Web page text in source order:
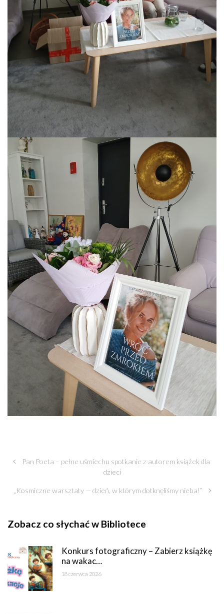
Pan Poeta – pełne uśmiechu spotkanie z autorem książek dla
dzieci
„Kosmiczne warsztaty — dzień, w którym dotknęliśmy nieba!”
Zobacz co słychać w Bibliotece
Konkurs fotograficzny – Zabierz książkę
na wakac…
18 czerwca 2026